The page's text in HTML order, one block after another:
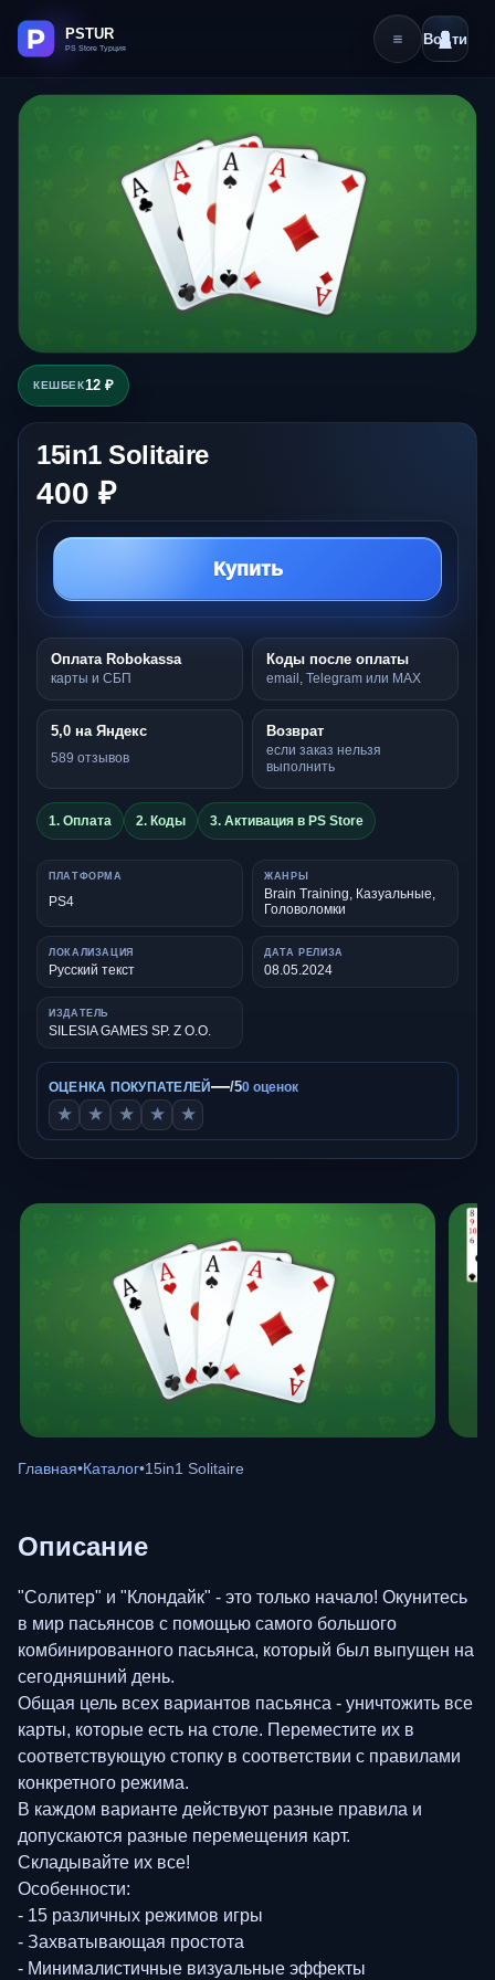
Войти
КЕШБЕК12 ₽
15in1 Solitaire
400 ₽
Купить
Оплата Robokassa
карты и СБП
Коды после оплаты
email, Telegram или MAX
5,0 на Яндекс
589 отзывов
Возврат
если заказ нельзя
выполнить
1. Оплата 2. Коды 3. Активация в PS Store
ПЛАТФОРМА
PS4
ЖАНРЫ
Brain Training, Казуальные,
Головоломки
ЛОКАЛИЗАЦИЯ
Русский текст
ДАТА РЕЛИЗА
08.05.2024
ИЗДАТЕЛЬ
SILESIA GAMES SP. Z O.O.
ОЦЕНКА ПОКУПАТЕЛЕЙ—/50 оценок
★ ★ ★ ★ ★
Главная•Каталог•15in1 Solitaire
Описание
"Солитер" и "Клондайк" - это только начало! Окунитесь
в мир пасьянсов с помощью самого большого
комбинированного пасьянса, который был выпущен на
сегодняшний день.
Общая цель всех вариантов пасьянса - уничтожить все
карты, которые есть на столе. Переместите их в
соответствующую стопку в соответствии с правилами
конкретного режима.
В каждом варианте действуют разные правила и
допускаются разные перемещения карт.
Складывайте их все!
Особенности:
- 15 различных режимов игры
- Захватывающая простота
- Минималистичные визуальные эффекты